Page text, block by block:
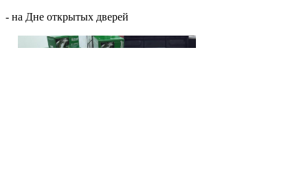
- на Дне открытых дверей